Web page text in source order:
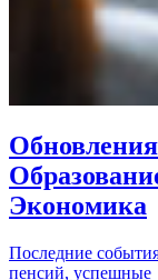
Экономика
Последние
пенсий, успешные